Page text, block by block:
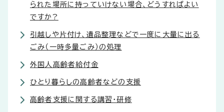
られた場所に持っていけない場合、どうすればよい
ですか?
引越しや片付け、遺品整理などで一度に大量に出る
ごみ（一時多量ごみ）の処理
外国人高齢者給付金
ひとり暮らしの高齢者などの支援
高齢者支援に関する講習・研修